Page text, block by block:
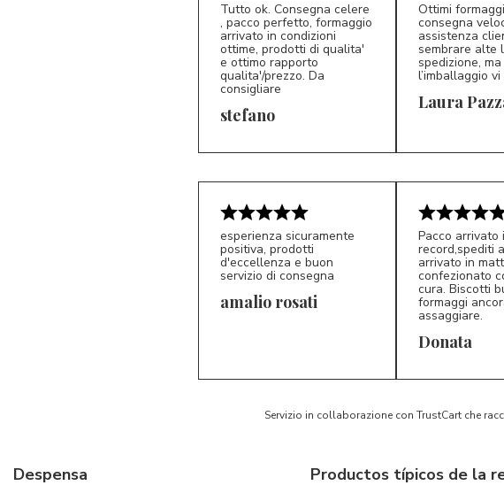
S*
Tutto ok. Consegna celere
, pacco perfetto, formaggio
arrivato in condizioni
ottime, prodotti di qualita'
e ottimo rapporto
qualita'/prezzo. Da
consigliare
stefano LP
Ottimi
consegna
assistenza
sembrare alte
spedizione,
l’imballaggio
Laura
esperienza sicuramente
positiva, prodotti
d'eccellenza e buon
servizio di consegna
amalio rosati
D*
Pacco arrivato
record,spediti
arrivato in
confezionato
cura. Biscotti
formaggi
assaggiare.
Donata
Servizio in collaborazione con TrustCart che
Despensa